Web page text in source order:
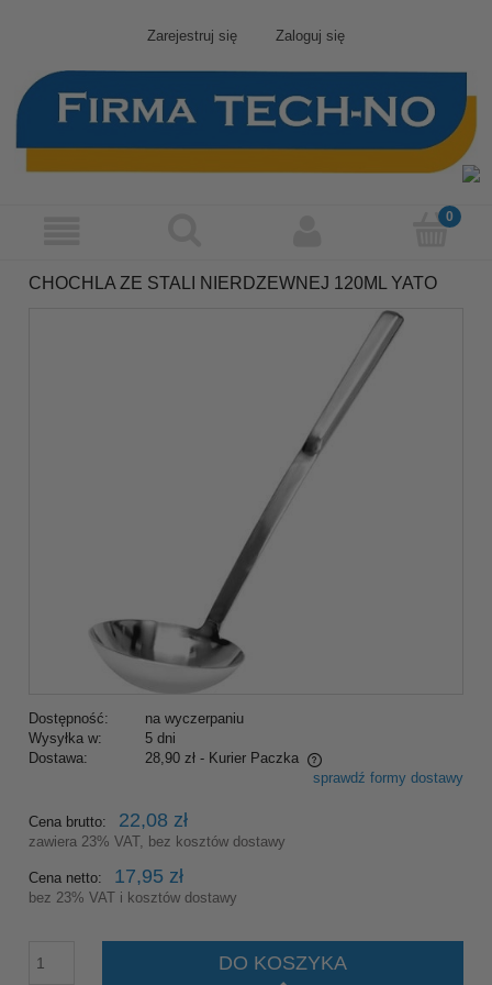
Zarejestruj się Zaloguj się
CHOCHLA ZE STALI NIERDZEWNEJ 120ML YATO
Dostępność:
na wyczerpaniu
Wysyłka w:
5 dni
Dostawa:
28,90 zł - Kurier Paczka
Cena nie zawiera ewentualnych kosztów płatnościsprawdź formy dostawy
Cena brutto: 22,08 zł
zawiera 23% VAT, bez kosztów dostawy
Cena netto: 17,95 zł
bez 23% VAT i kosztów dostawy
DO KOSZYKA